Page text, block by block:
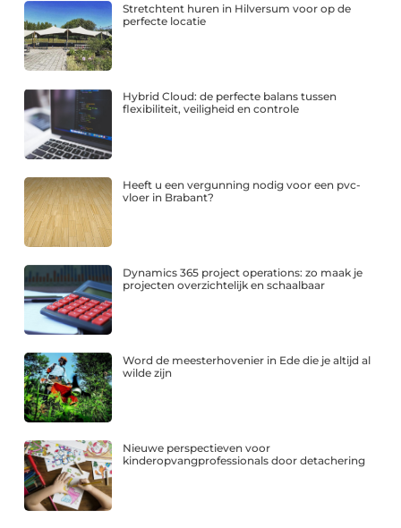
Stretchtent huren in Hilversum voor op de
perfecte locatie
Hybrid Cloud: de perfecte balans tussen
flexibiliteit, veiligheid en controle
Heeft u een vergunning nodig voor een pvc-
vloer in Brabant?
Dynamics 365 project operations: zo maak je
projecten overzichtelijk en schaalbaar
Word de meesterhovenier in Ede die je altijd al
wilde zijn
Nieuwe perspectieven voor
kinderopvangprofessionals door detachering